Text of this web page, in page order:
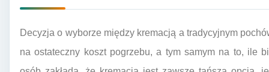
Decyzja o wyborze między kremacją a tradycyjnym
na ostateczny koszt pogrzebu, a tym samym na to, ile